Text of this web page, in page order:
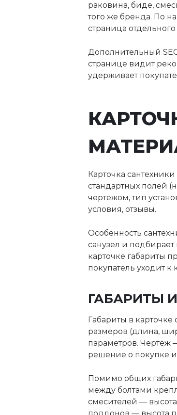
раковина, биде,
того же бренда. По
страница
Дополнительный
странице видит
удерживает
Карточка
стандартных полей
чертежом, тип
условия, отзывы.
Особенность
санузел и
карточке габариты
покупатель уходит
ГАБАРИТЫ
Габариты в
размеров (длина,
параметров. Чертёж
решение о покупке
Помимо общих
между болтами
смесителей —